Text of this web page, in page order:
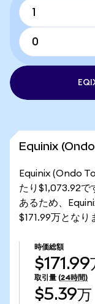
Equinix (Ondo
Equinix (Ondo
たり$1,073.92で
あるため、
$171.99万となり
時価総額
$171.99
取引量 (24時間)
$5.39万